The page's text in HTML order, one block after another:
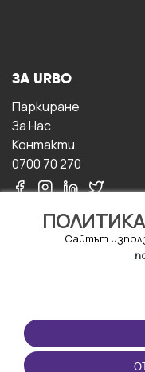
Сайтът
ЗА URBO
Паркиране
За Hас
Контакти
0700 70 270
ПОЛЗВАНЕ
Правила и условия за
ползване